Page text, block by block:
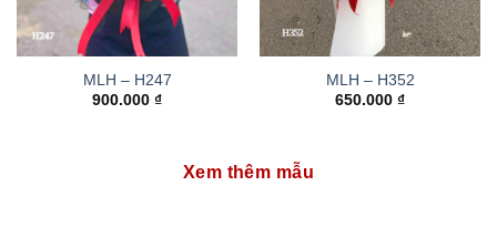
MLH – H247
900.000 ₫
MLH – H352
650.000 ₫
Xem thêm mẫu